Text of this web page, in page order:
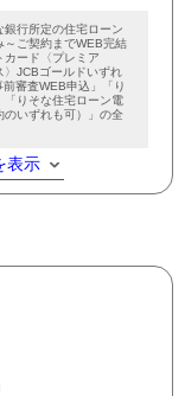
行所定の住宅ローン
ご契約までWEB完結
ード〈プレミア
〉JCBゴールドいずれ
審査WEB申込」「り
「りそな住宅ローン電
のいずれも可）」の全
表示